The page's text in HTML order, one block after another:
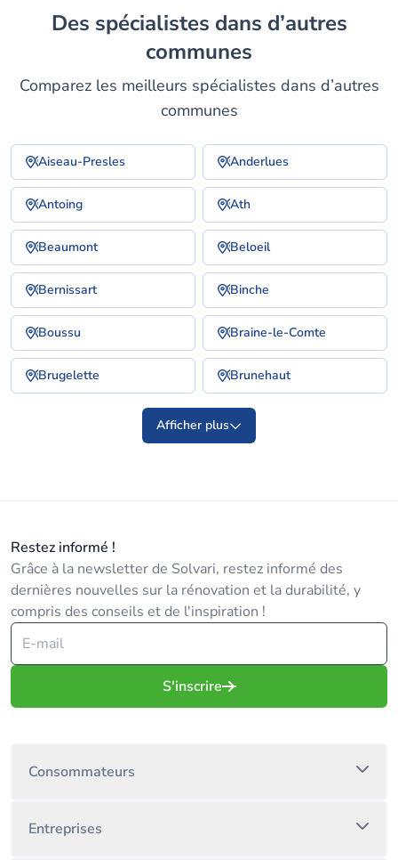
Des spécialistes dans d’autres
communes
Comparez les meilleurs spécialistes dans d’autres
communes
Aiseau-Presles Anderlues
Antoing Ath
Beaumont Beloeil
Bernissart Binche
Boussu Braine-le-Comte
Brugelette Brunehaut
Afficher plus
Restez informé !
Grâce à la newsletter de Solvari, restez informé des
dernières nouvelles sur la rénovation et la durabilité, y
compris des conseils et de l'inspiration !
S'inscrire
Consommateurs
Entreprises